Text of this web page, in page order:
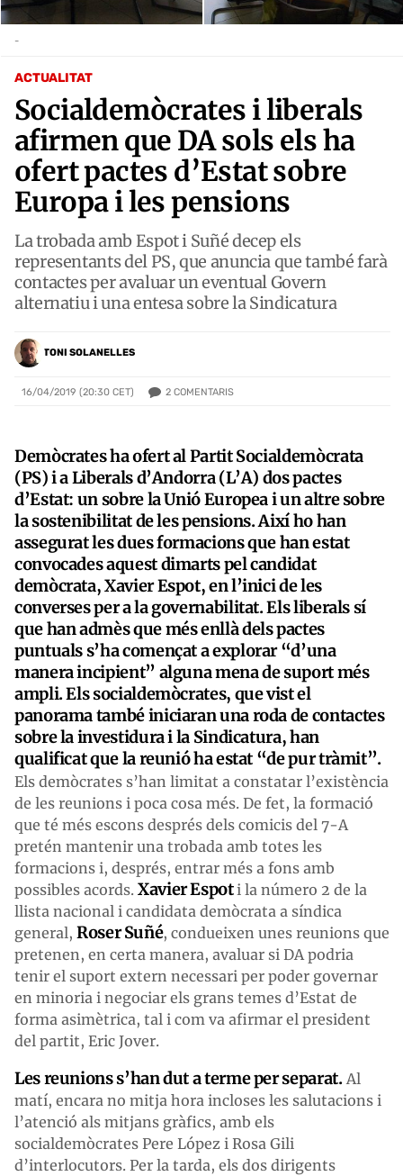
ACTUALITAT
Socialdemòcrates i liberals
afirmen que DA sols els ha
ofert pactes d’Estat sobre
Europa i les pensions
La trobada amb Espot i Suñé decep els
representants del PS, que anuncia que també farà
contactes per avaluar un eventual Govern
alternatiu i una entesa sobre la Sindicatura
TONI SOLANELLES
16/04/2019 (20:30 CET) 2 COMENTARIS
-
Demòcrates ha ofert al Partit Socialdemòcrata
(PS) i a Liberals d’Andorra (L’A) dos pactes
d’Estat: un sobre la Unió Europea i un altre sobre
la sostenibilitat de les pensions. Així ho han
assegurat les dues formacions que han estat
convocades aquest dimarts pel candidat
demòcrata, Xavier Espot, en l’inici de les
converses per a la governabilitat. Els liberals sí
que han admès que més enllà dels pactes
puntuals s’ha començat a explorar “d’una
manera incipient” alguna mena de suport més
ampli. Els socialdemòcrates, que vist el
panorama també iniciaran una roda de contactes
sobre la investidura i la Sindicatura, han
qualificat que la reunió ha estat “de pur tràmit”.
Els demòcrates s’han limitat a constatar l’existència
de les reunions i poca cosa més. De fet, la formació
que té més escons després dels comicis del 7-A
pretén mantenir una trobada amb totes les
formacions i, després, entrar més a fons amb
possibles acords. Xavier Espoti la número 2 de la
llista nacional i candidata demòcrata a síndica
general, Roser Suñé, condueixen unes reunions que
pretenen, en certa manera, avaluar si DA podria
tenir el suport extern necessari per poder governar
en minoria i negociar els grans temes d’Estat de
forma asimètrica, tal i com va afirmar el president
del partit, Eric Jover.
Les reunions s’han dut a terme per separat.Al
matí, encara no mitja hora incloses les salutacions i
l’atenció als mitjans gràfics, amb els
socialdemòcrates Pere López i Rosa Gili
d’interlocutors. Per la tarda, els dos dirigents